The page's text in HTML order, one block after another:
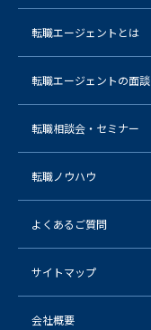
転職エージェントとは
転職エージェントの面談
転職相談会・セミナー
転職ノウハウ
よくあるご質問
サイトマップ
会社概要